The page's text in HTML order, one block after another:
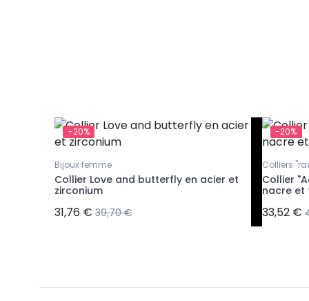
-20%
Bijoux femme
Collier Love and butterfly en acier et
zirconium
31,76 € 39,70 €
-20%
Colliers
Collier
nacre et
33,52 €